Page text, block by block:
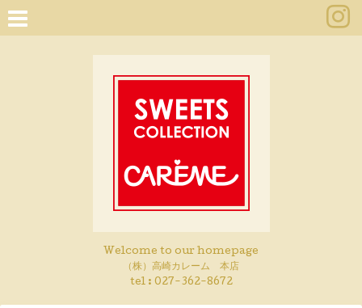
Welcome to our homepage
（株）高崎カレーム 本店
tel : 027-362-8672